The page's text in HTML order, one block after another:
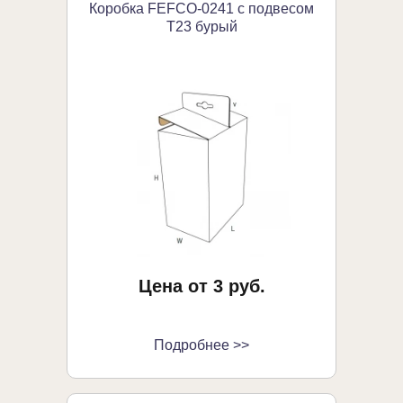
Коробка FEFCO-0241 с подвесом
Т23 бурый
Цена от 3 руб.
Подробнее >>